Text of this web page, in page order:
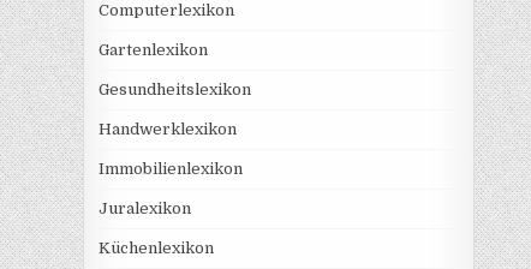
Computerlexikon
Gartenlexikon
Gesundheitslexikon
Handwerklexikon
Immobilienlexikon
Juralexikon
Küchenlexikon